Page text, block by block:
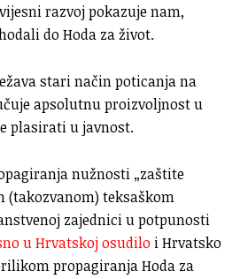
razvoj pokazuje nam,
do Hoda za život.
stari način poticanja na
apsolutnu proizvoljnost u
plasirati u javnost.
nužnosti „zaštite
(takozvanom) teksaškom
zajednici u potpunosti
u Hrvatskoj osudilo i Hrvatsko
propagiranja Hoda za